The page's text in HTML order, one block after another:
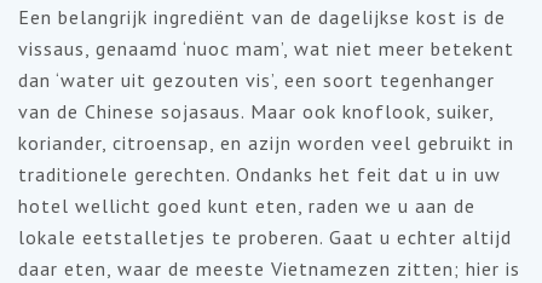
Een belangrijk ingrediënt van de dagelijkse kost is de
vissaus, genaamd ‘nuoc mam’, wat niet meer betekent
dan ‘water uit gezouten vis’, een soort tegenhanger
van de Chinese sojasaus. Maar ook knoflook, suiker,
koriander, citroensap, en azijn worden veel gebruikt in
traditionele gerechten. Ondanks het feit dat u in uw
hotel wellicht goed kunt eten, raden we u aan de
lokale eetstalletjes te proberen. Gaat u echter altijd
daar eten, waar de meeste Vietnamezen zitten; hier is